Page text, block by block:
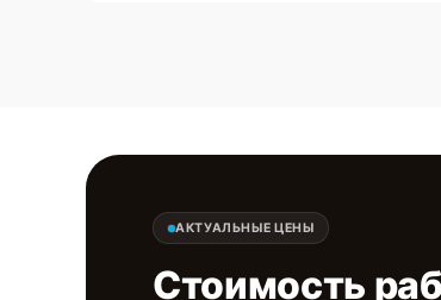
АКТУАЛЬНЫЕ ЦЕНЫ
Стоимость